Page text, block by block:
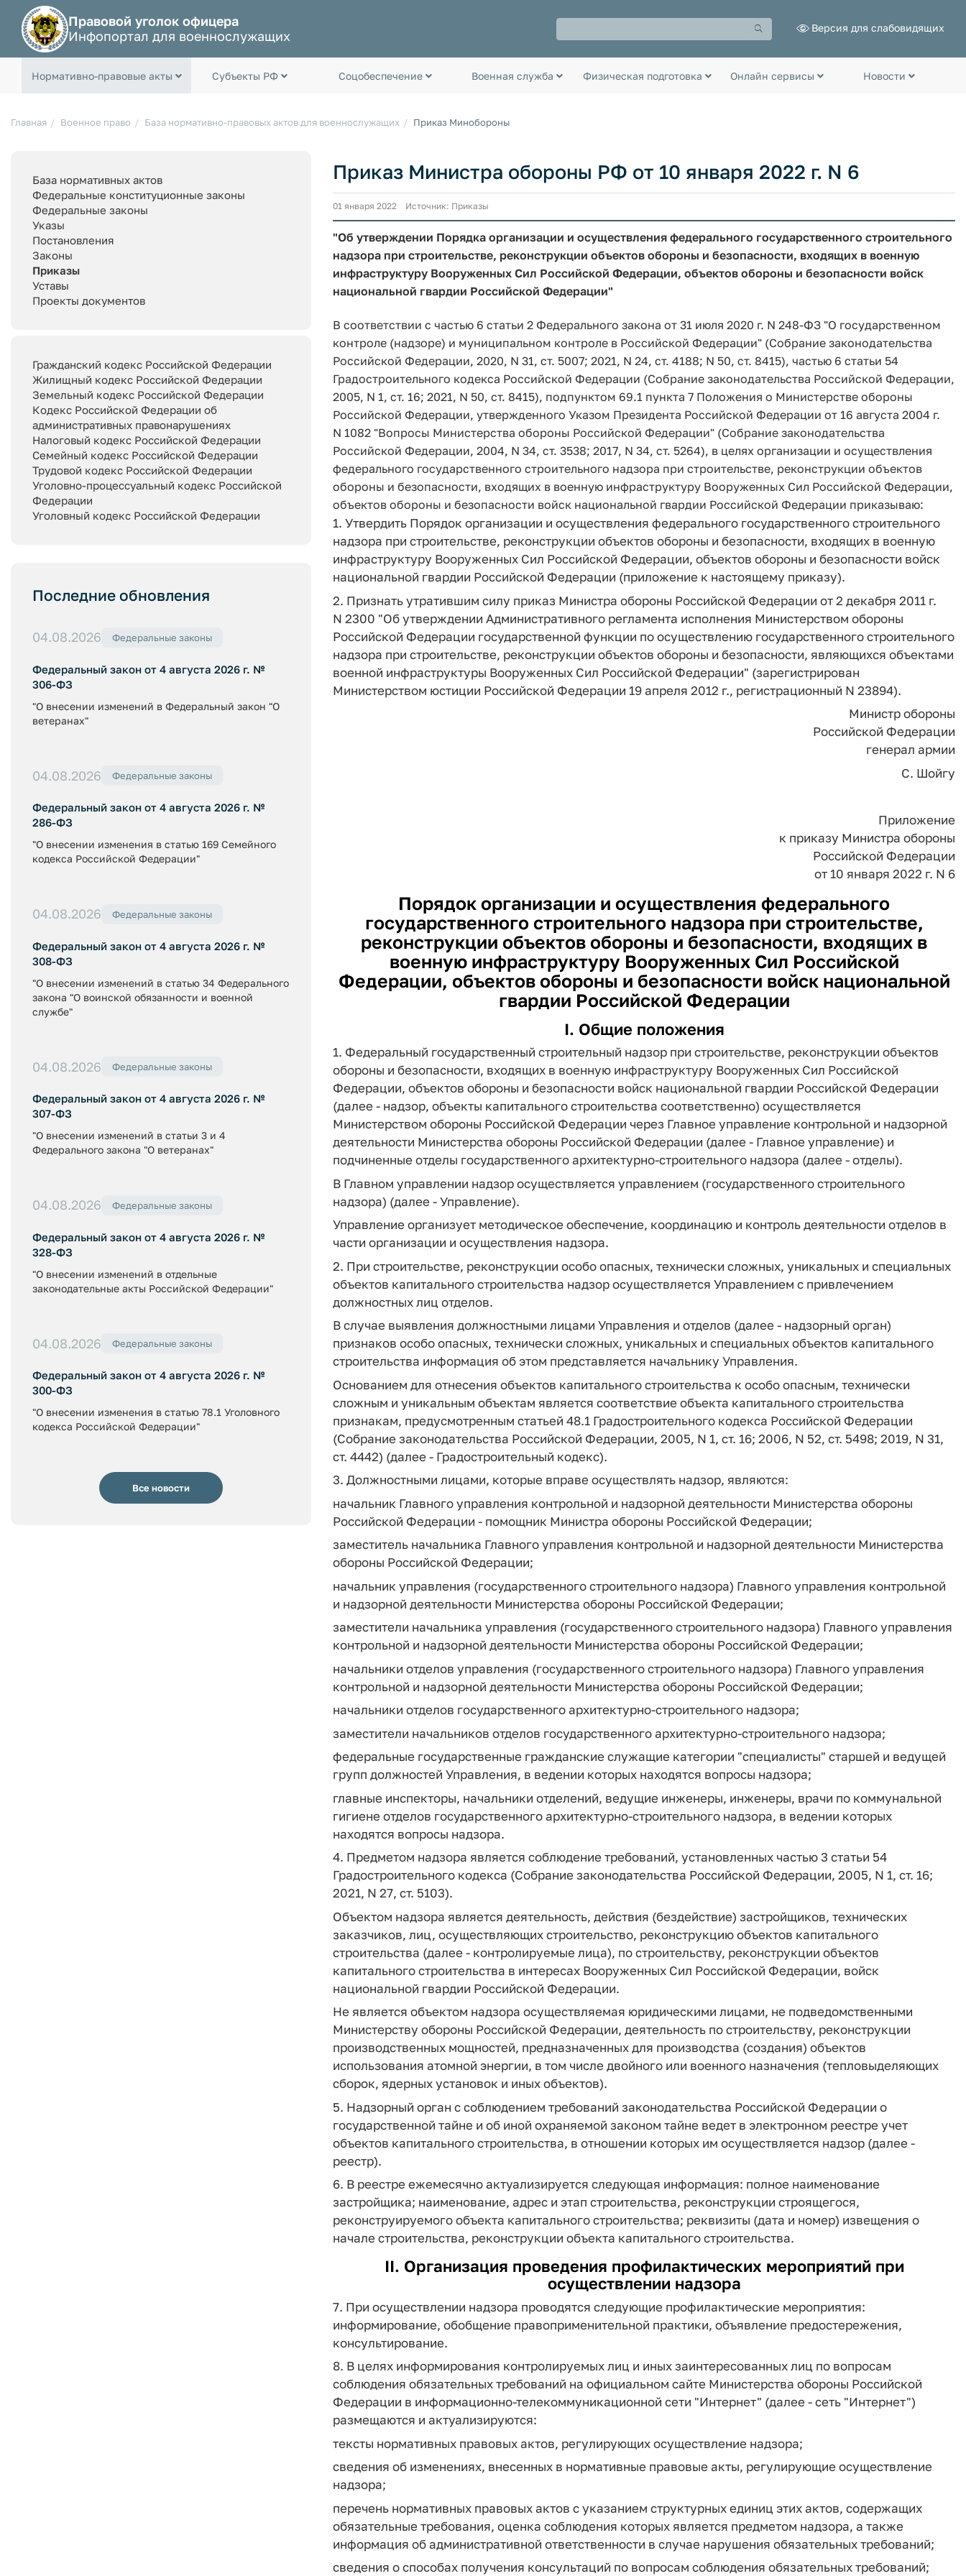
Правовой уголок офицера
Инфопортал для военнослужащих
Версия для слабовидящих
Нормативно-правовые акты Субъекты РФ Соцобеспечение Военная служба Физическая подготовка Онлайн сервисы Новости
Главная Военное право База нормативно-правовых актов для военнослужащих Приказ Минобороны
База нормативных актов
Федеральные конституционные законы
Федеральные законы
Указы
Постановления
Законы
Приказы
Уставы
Проекты документов
Гражданский кодекс Российской Федерации
Жилищный кодекс Российской Федерации
Земельный кодекс Российской Федерации
Кодекс Российской Федерации об
административных правонарушениях
Налоговый кодекс Российской Федерации
Семейный кодекс Российской Федерации
Трудовой кодекс Российской Федерации
Уголовно-процессуальный кодекс Российской
Федерации
Уголовный кодекс Российской Федерации
Последние обновления
04.08.2026 Федеральные законы
Федеральный закон от 4 августа 2026 г. №
306-ФЗ
"О внесении изменений в Федеральный закон "О
ветеранах"
04.08.2026 Федеральные законы
Федеральный закон от 4 августа 2026 г. №
286-ФЗ
"О внесении изменения в статью 169 Семейного
кодекса Российской Федерации"
04.08.2026 Федеральные законы
Федеральный закон от 4 августа 2026 г. №
308-ФЗ
"О внесении изменений в статью 34 Федерального
закона "О воинской обязанности и военной
службе"
04.08.2026 Федеральные законы
Федеральный закон от 4 августа 2026 г. №
307-ФЗ
"О внесении изменений в статьи 3 и 4
Федерального закона "О ветеранах"
04.08.2026 Федеральные законы
Федеральный закон от 4 августа 2026 г. №
328-ФЗ
"О внесении изменений в отдельные
законодательные акты Российской Федерации"
04.08.2026 Федеральные законы
Федеральный закон от 4 августа 2026 г. №
300-ФЗ
"О внесении изменения в статью 78.1 Уголовного
кодекса Российской Федерации"
Все новости
Приказ Министра обороны РФ от 10 января 2022 г. N 6
01 января 2022 Источник: Приказы
"Об утверждении Порядка организации и осуществления федерального государственного строительного
надзора при строительстве, реконструкции объектов обороны и безопасности, входящих в военную
инфраструктуру Вооруженных Сил Российской Федерации, объектов обороны и безопасности войск
национальной гвардии Российской Федерации"
В соответствии с частью 6 статьи 2 Федерального закона от 31 июля 2020 г. N 248-ФЗ "О государственном
контроле (надзоре) и муниципальном контроле в Российской Федерации" (Собрание законодательства
Российской Федерации, 2020, N 31, ст. 5007; 2021, N 24, ст. 4188; N 50, ст. 8415), частью 6 статьи 54
Градостроительного кодекса Российской Федерации (Собрание законодательства Российской Федерации,
2005, N 1, ст. 16; 2021, N 50, ст. 8415), подпунктом 69.1 пункта 7 Положения о Министерстве обороны
Российской Федерации, утвержденного Указом Президента Российской Федерации от 16 августа 2004 г.
N 1082 "Вопросы Министерства обороны Российской Федерации" (Собрание законодательства
Российской Федерации, 2004, N 34, ст. 3538; 2017, N 34, ст. 5264), в целях организации и осуществления
федерального государственного строительного надзора при строительстве, реконструкции объектов
обороны и безопасности, входящих в военную инфраструктуру Вооруженных Сил Российской Федерации,
объектов обороны и безопасности войск национальной гвардии Российской Федерации приказываю:
1. Утвердить Порядок организации и осуществления федерального государственного строительного
надзора при строительстве, реконструкции объектов обороны и безопасности, входящих в военную
инфраструктуру Вооруженных Сил Российской Федерации, объектов обороны и безопасности войск
национальной гвардии Российской Федерации (приложение к настоящему приказу).
2. Признать утратившим силу приказ Министра обороны Российской Федерации от 2 декабря 2011 г.
N 2300 "Об утверждении Административного регламента исполнения Министерством обороны
Российской Федерации государственной функции по осуществлению государственного строительного
надзора при строительстве, реконструкции объектов обороны и безопасности, являющихся объектами
военной инфраструктуры Вооруженных Сил Российской Федерации" (зарегистрирован
Министерством юстиции Российской Федерации 19 апреля 2012 г., регистрационный N 23894).
Министр обороны
Российской Федерации
генерал армии
С. Шойгу
Приложение
к приказу Министра обороны
Российской Федерации
от 10 января 2022 г. N 6
Порядок организации и осуществления федерального
государственного строительного надзора при строительстве,
реконструкции объектов обороны и безопасности, входящих в
военную инфраструктуру Вооруженных Сил Российской
Федерации, объектов обороны и безопасности войск национальной
гвардии Российской Федерации
I. Общие положения
1. Федеральный государственный строительный надзор при строительстве, реконструкции объектов
обороны и безопасности, входящих в военную инфраструктуру Вооруженных Сил Российской
Федерации, объектов обороны и безопасности войск национальной гвардии Российской Федерации
(далее - надзор, объекты капитального строительства соответственно) осуществляется
Министерством обороны Российской Федерации через Главное управление контрольной и надзорной
деятельности Министерства обороны Российской Федерации (далее - Главное управление) и
подчиненные отделы государственного архитектурно-строительного надзора (далее - отделы).
В Главном управлении надзор осуществляется управлением (государственного строительного
надзора) (далее - Управление).
Управление организует методическое обеспечение, координацию и контроль деятельности отделов в
части организации и осуществления надзора.
2. При строительстве, реконструкции особо опасных, технически сложных, уникальных и специальных
объектов капитального строительства надзор осуществляется Управлением с привлечением
должностных лиц отделов.
В случае выявления должностными лицами Управления и отделов (далее - надзорный орган)
признаков особо опасных, технически сложных, уникальных и специальных объектов капитального
строительства информация об этом представляется начальнику Управления.
Основанием для отнесения объектов капитального строительства к особо опасным, технически
сложным и уникальным объектам является соответствие объекта капитального строительства
признакам, предусмотренным статьей 48.1 Градостроительного кодекса Российской Федерации
(Собрание законодательства Российской Федерации, 2005, N 1, ст. 16; 2006, N 52, ст. 5498; 2019, N 31,
ст. 4442) (далее - Градостроительный кодекс).
3. Должностными лицами, которые вправе осуществлять надзор, являются:
начальник Главного управления контрольной и надзорной деятельности Министерства обороны
Российской Федерации - помощник Министра обороны Российской Федерации;
заместитель начальника Главного управления контрольной и надзорной деятельности Министерства
обороны Российской Федерации;
начальник управления (государственного строительного надзора) Главного управления контрольной
и надзорной деятельности Министерства обороны Российской Федерации;
заместители начальника управления (государственного строительного надзора) Главного управления
контрольной и надзорной деятельности Министерства обороны Российской Федерации;
начальники отделов управления (государственного строительного надзора) Главного управления
контрольной и надзорной деятельности Министерства обороны Российской Федерации;
начальники отделов государственного архитектурно-строительного надзора;
заместители начальников отделов государственного архитектурно-строительного надзора;
федеральные государственные гражданские служащие категории "специалисты" старшей и ведущей
групп должностей Управления, в ведении которых находятся вопросы надзора;
главные инспекторы, начальники отделений, ведущие инженеры, инженеры, врачи по коммунальной
гигиене отделов государственного архитектурно-строительного надзора, в ведении которых
находятся вопросы надзора.
4. Предметом надзора является соблюдение требований, установленных частью 3 статьи 54
Градостроительного кодекса (Собрание законодательства Российской Федерации, 2005, N 1, ст. 16;
2021, N 27, ст. 5103).
Объектом надзора является деятельность, действия (бездействие) застройщиков, технических
заказчиков, лиц, осуществляющих строительство, реконструкцию объектов капитального
строительства (далее - контролируемые лица), по строительству, реконструкции объектов
капитального строительства в интересах Вооруженных Сил Российской Федерации, войск
национальной гвардии Российской Федерации.
Не является объектом надзора осуществляемая юридическими лицами, не подведомственными
Министерству обороны Российской Федерации, деятельность по строительству, реконструкции
производственных мощностей, предназначенных для производства (создания) объектов
использования атомной энергии, в том числе двойного или военного назначения (тепловыделяющих
сборок, ядерных установок и иных объектов).
5. Надзорный орган с соблюдением требований законодательства Российской Федерации о
государственной тайне и об иной охраняемой законом тайне ведет в электронном реестре учет
объектов капитального строительства, в отношении которых им осуществляется надзор (далее -
реестр).
6. В реестре ежемесячно актуализируется следующая информация: полное наименование
застройщика; наименование, адрес и этап строительства, реконструкции строящегося,
реконструируемого объекта капитального строительства; реквизиты (дата и номер) извещения о
начале строительства, реконструкции объекта капитального строительства.
II. Организация проведения профилактических мероприятий при
осуществлении надзора
7. При осуществлении надзора проводятся следующие профилактические мероприятия:
информирование, обобщение правоприменительной практики, объявление предостережения,
консультирование.
8. В целях информирования контролируемых лиц и иных заинтересованных лиц по вопросам
соблюдения обязательных требований на официальном сайте Министерства обороны Российской
Федерации в информационно-телекоммуникационной сети "Интернет" (далее - сеть "Интернет")
размещаются и актуализируются:
тексты нормативных правовых актов, регулирующих осуществление надзора;
сведения об изменениях, внесенных в нормативные правовые акты, регулирующие осуществление
надзора;
перечень нормативных правовых актов с указанием структурных единиц этих актов, содержащих
обязательные требования, оценка соблюдения которых является предметом надзора, а также
информация об административной ответственности в случае нарушения обязательных требований;
сведения о способах получения консультаций по вопросам соблюдения обязательных требований;